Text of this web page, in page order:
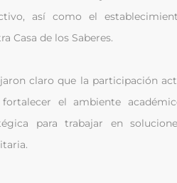
así como el
Casa de los Saberes.
claro que la participación
el ambiente
para trabajar en